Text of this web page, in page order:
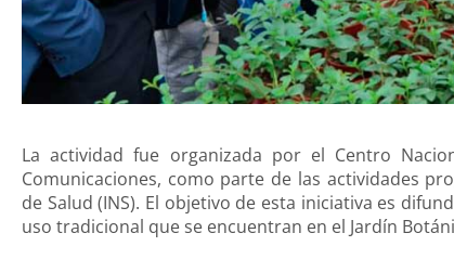
La actividad fue organizada por el Centro
Comunicaciones, como parte de las actividades
de Salud (INS). El objetivo de esta iniciativa es
uso tradicional que se encuentran en el Jardín